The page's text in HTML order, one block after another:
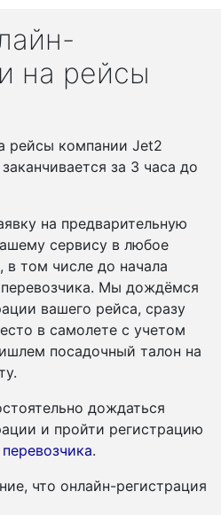
на рейсы
рейсы компании Jet2
за 3 часа до
на предварительную
сервису в любое
в том числе до начала
Мы дождёмся
вашего рейса, сразу
в самолете с учетом
посадочный талон на
дождаться
и пройти регистрацию
.
что онлайн-регистрация